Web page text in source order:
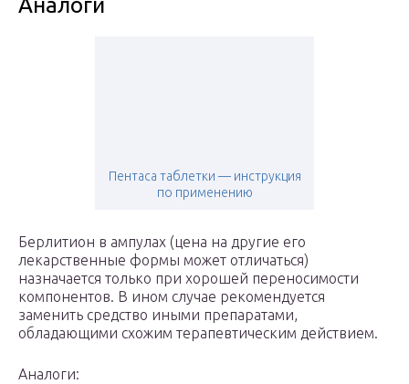
Аналоги
Пентаса таблетки — инструкция
по применению
Берлитион в ампулах (цена на другие его
лекарственные формы может отличаться)
назначается только при хорошей переносимости
компонентов. В ином случае рекомендуется
заменить средство иными препаратами,
обладающими схожим терапевтическим действием.
Аналоги: